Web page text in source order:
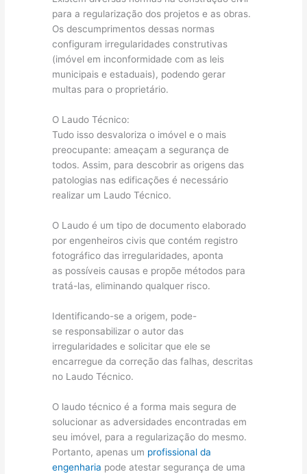
para a regularização dos projetos e as obras.
Os descumprimentos dessas normas
configuram irregularidades construtivas
(imóvel em inconformidade com as leis
municipais e estaduais), podendo gerar
multas para o proprietário.
O Laudo Técnico:
Tudo isso desvaloriza o imóvel e o mais
preocupante: ameaçam a segurança de
todos. Assim, para descobrir as origens das
patologias nas edificações é necessário
realizar um Laudo Técnico.
O Laudo é um tipo de documento elaborado
por engenheiros civis que contém registro
fotográfico das irregularidades, aponta
as possíveis causas e propõe métodos para
tratá-las, eliminando qualquer risco.
Identificando-se a origem, pode-
se responsabilizar o autor das
irregularidades e solicitar que ele se
encarregue da correção das falhas, descritas
no Laudo Técnico.
O laudo técnico é a forma mais segura de
solucionar as adversidades encontradas em
seu imóvel, para a regularização do mesmo.
Portanto, apenas um profissional da
engenharia pode atestar segurança de uma